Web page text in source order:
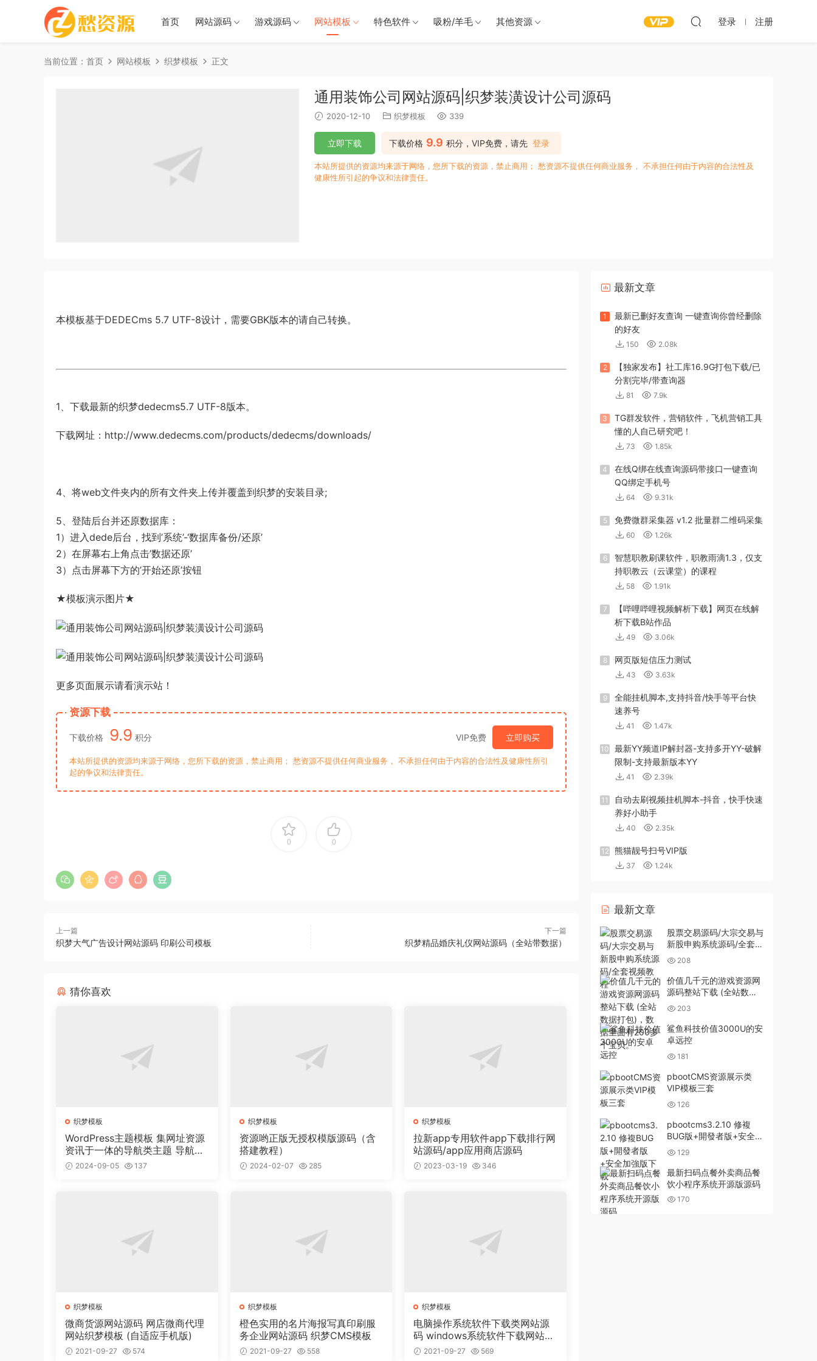
首页 网站源码 游戏源码 网站模板 特色软件 吸粉/羊毛 其他资源 登录 注册
当前位置： 首页 网站模板 织梦模板 正文
通用装饰公司网站源码|织梦装潢设计公司源码
2020-12-10 织梦模板 339
下载价格 9.9 积分，VIP免费，请先 登录
立即下载
本站所提供的资源均来源于网络，您所下载的资源，禁止商用； 愁资源不提供任何商业服务， 不承担任何由于内容的合法性及
健康性所引起的争议和法律责任。
本模板基于DEDECms 5.7 UTF-8设计，需要GBK版本的请自己转换。
1、下载最新的织梦dedecms5.7 UTF-8版本。
下载网址：http://www.dedecms.com/products/dedecms/downloads/
4、将web文件夹内的所有文件夹上传并覆盖到织梦的安装目录;
5、登陆后台并还原数据库：
1）进入dede后台，找到’系统’-‘数据库备份/还原’
2）在屏幕右上角点击’数据还原’
3）点击屏幕下方的’开始还原’按钮
★模板演示图片★
更多页面展示请看演示站！
资源下载
下载价格 9.9 积分 VIP免费 立即购买
本站所提供的资源均来源于网络，您所下载的资源，禁止商用； 愁资源不提供任何商业服务， 不承担任何由于内容的合法性及健康性所引
起的争议和法律责任。
0 0
上一篇
织梦大气广告设计网站源码 印刷公司模板
下一篇
织梦精品婚庆礼仪网站源码（全站带数据）
猜你喜欢
织梦模板
WordPress主题模板 集网址资源
资讯于一体的导航类主题 导航主
题垂直行业模板
2024-09-05 137
织梦模板
资源哟正版无授权模版源码（含
搭建教程）
2024-02-07 285
织梦模板
拉新app专用软件app下载排行网
站源码/app应用商店源码
2023-03-19 346
织梦模板
微商货源网站源码 网店微商代理
网站织梦模板 (自适应手机版)
2021-09-27 574
织梦模板
橙色实用的名片海报写真印刷服
务企业网站源码 织梦CMS模板
2021-09-27 558
织梦模板
电脑操作系统软件下载类网站源
码 windows系统软件下载网站织
梦模板
2021-09-27 569
最新文章
1
最新已删好友查询 一键查询你曾经删除
的好友
150 2.08k
2
【独家发布】社工库16.9G打包下载/已
分割完毕/带查询器
81 7.9k
3
TG群发软件，营销软件，飞机营销工具
懂的人自己研究吧！
73 1.85k
4
在线Q绑在线查询源码带接口一键查询
QQ绑定手机号
64 9.31k
5 免费微群采集器 v1.2 批量群二维码采集
60 1.26k
6
智慧职教刷课软件，职教雨滴1.3，仅支
持职教云（云课堂）的课程
58 1.91k
7
【哔哩哔哩视频解析下载】网页在线解
析下载B站作品
49 3.06k
8 网页版短信压力测试
43 3.63k
9
全能挂机脚本,支持抖音/快手等平台快
速养号
41 1.47k
10
最新YY频道IP解封器-支持多开YY-破解
限制-支持最新版本YY
41 2.39k
11
自动去刷视频挂机脚本-抖音，快手快速
养好小助手
40 2.35k
12 熊猫靓号扫号VIP版
37 1.24k
最新文章
股票交易源码/大宗交易与
新股申购系统源码/全套视
频教程
208
价值几千元的游戏资源网
源码整站下载 (全站数据
打包)，数据里面有200多
个宝贝。
203
鲨鱼科技价值3000U的安
卓远控
181
pbootCMS资源展示类
VIP模板三套
126
pbootcms3.2.10 修複
BUG版+開發者版+安全加
強版下載
129
最新扫码点餐外卖商品餐
饮小程序系统开源版源码
170